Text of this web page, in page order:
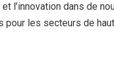
l’innovation dans de
pour les secteurs de